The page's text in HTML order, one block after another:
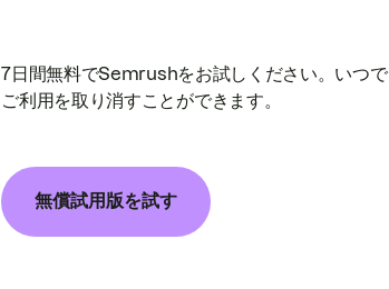
7日間無料でSemrushをお試しください。いつ
ご利用を取り消すことができます。
無償試用版を試す